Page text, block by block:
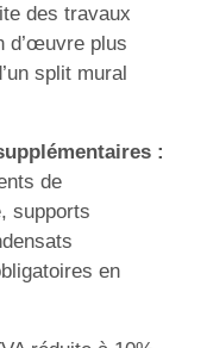
des travaux
d’œuvre plus
split mural
:
de
supports
en